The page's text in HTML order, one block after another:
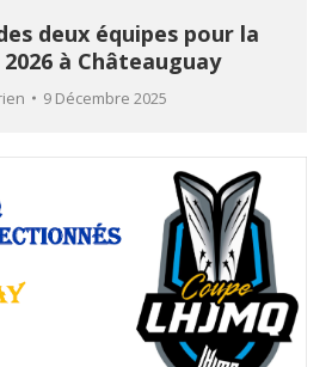
deux équipes pour la
2026 à Châteauguay
9 Décembre 2025